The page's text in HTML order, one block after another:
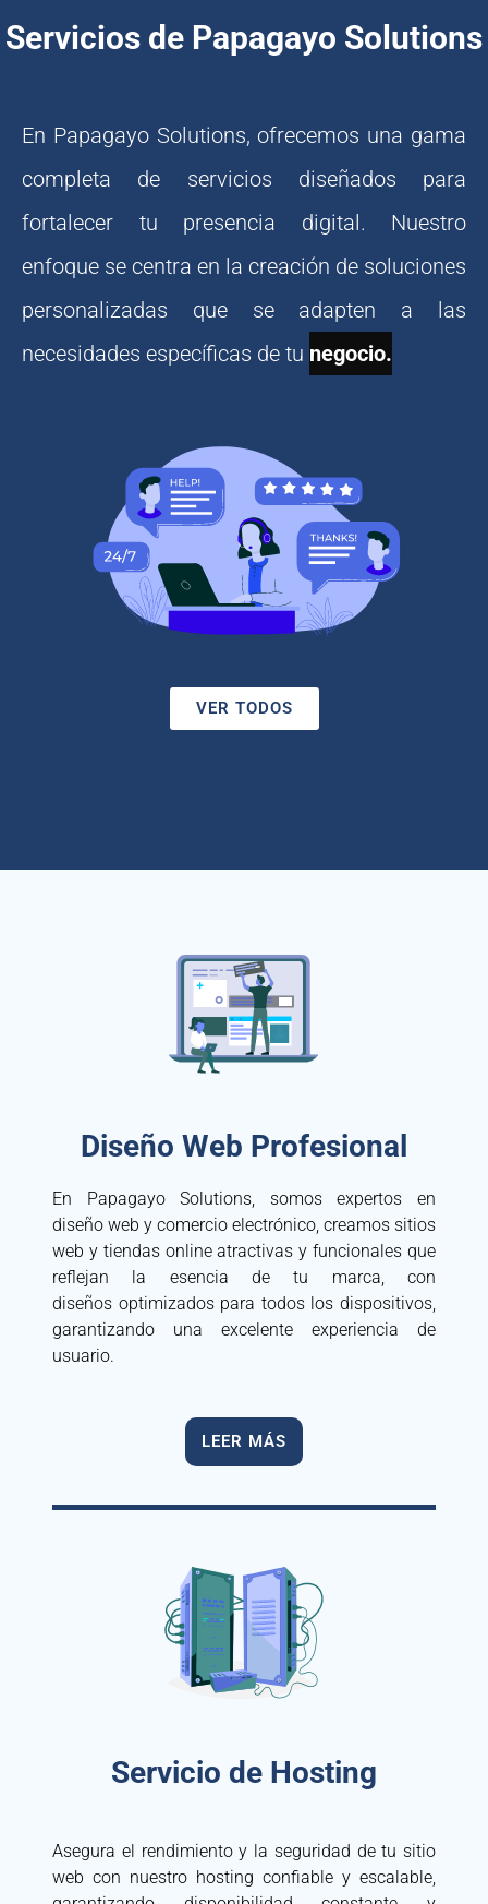
Servicios de Papagayo Solutions
En Papagayo Solutions, ofrecemos una gama
completa de servicios diseñados para
fortalecer tu presencia digital. Nuestro
enfoque se centra en la creación de soluciones
personalizadas que se adapten a las
necesidades específicas de tu
VER TODOS
Diseño Web Profesional
En Papagayo Solutions, somos expertos en
diseño web y comercio electrónico, creamos sitios
web y tiendas online atractivas y funcionales que
reflejan la esencia de tu marca, con
diseños optimizados para todos los dispositivos,
garantizando una excelente experiencia de
usuario.
LEER MÁS
Servicio de Hosting
Asegura el rendimiento y la seguridad de tu sitio
web con nuestro hosting confiable y escalable,